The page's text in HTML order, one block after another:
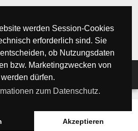
werden Session-Cookies
erforderlich sind. Sie
ob Nutzungsdaten
bzw. Marketingzwecken von
werden dürfen.
zum Datenschutz.
Akzeptieren
Artikel ►
für Urlauber
entdecken